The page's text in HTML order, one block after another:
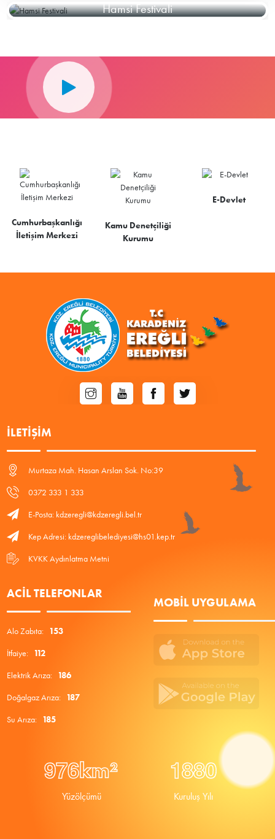
Hamsi Festivali
Cumhurbaşkanlığı
İletişim Merkezi
Kamu Denetçiliği
Kurumu
E-Devlet
İLETIŞIM
Murtaza Mah. Hasan Arslan Sok. No:39
0372 333 1 333
E-Posta: kdzeregli@kdzeregli.bel.tr
Kep Adresi: kdzereglibelediyesi@hs01.kep.tr
KVKK Aydınlatma Metni
ACIL TELEFONLAR
Alo Zabıta: 153
İtfaiye: 112
Elektrik Arıza: 186
Doğalgaz Arıza: 187
Su Arıza: 185
MOBIL UYGULAMA
976km²
Yüzölçümü
1880
Kuruluş Yılı